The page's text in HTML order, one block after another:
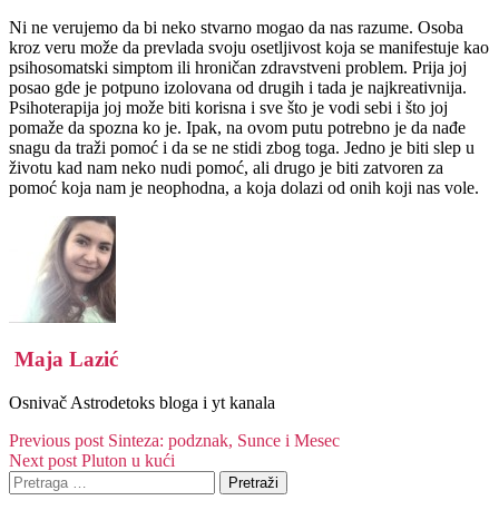
Ni ne verujemo da bi neko stvarno mogao da nas razume. Osoba
kroz veru može da prevlada svoju osetljivost koja se manifestuje kao
psihosomatski simptom ili hroničan zdravstveni problem. Prija joj
posao gde je potpuno izolovana od drugih i tada je najkreativnija.
Psihoterapija joj može biti korisna i sve što je vodi sebi i što joj
pomaže da spozna ko je. Ipak, na ovom putu potrebno je da nađe
snagu da traži pomoć i da se ne stidi zbog toga. Jedno je biti slep u
životu kad nam neko nudi pomoć, ali drugo je biti zatvoren za
pomoć koja nam je neophodna, a koja dolazi od onih koji nas vole.
Maja Lazić
Osnivač Astrodetoks bloga i yt kanala
Kretanje
članka
Previous post Sinteza: podznak, Sunce i Mesec
Next post Pluton u kući
Pretraga
za: